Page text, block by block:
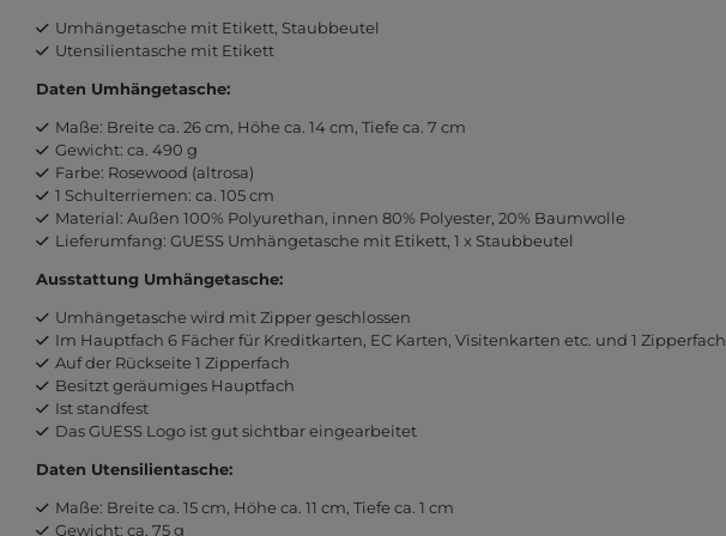
Umhängetasche mit Etikett, Staubbeutel
Utensilientasche mit Etikett
Daten Umhängetasche:
Maße: Breite ca. 26 cm, Höhe ca. 14 cm, Tiefe ca. 7 cm
Gewicht: ca. 490 g
Farbe: Rosewood (altrosa)
1 Schulterriemen: ca. 105 cm
Material: Außen 100% Polyurethan, innen 80% Polyester, 20% Baumwolle
Lieferumfang: GUESS Umhängetasche mit Etikett, 1 x Staubbeutel
Ausstattung Umhängetasche:
Umhängetasche wird mit Zipper geschlossen
Im Hauptfach 6 Fächer für Kreditkarten, EC Karten, Visitenkarten etc. und 1 Zipperfach
Auf der Rückseite 1 Zipperfach
Besitzt geräumiges Hauptfach
Ist standfest
Das GUESS Logo ist gut sichtbar eingearbeitet
Daten Utensilientasche:
Maße: Breite ca. 15 cm, Höhe ca. 11 cm, Tiefe ca. 1 cm
Gewicht: ca. 75 g